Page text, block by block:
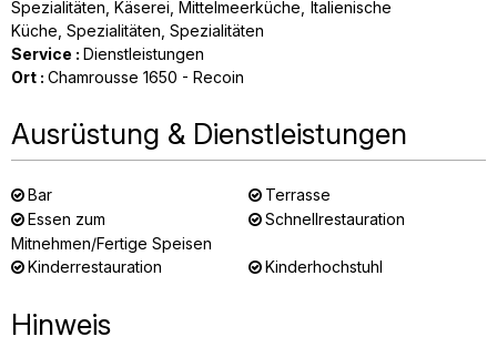
Spezialitäten Käserei Mittelmeerküche Italienische
Küche Spezialitäten Spezialitäten
Service : Dienstleistungen
Ort : Chamrousse 1650 - Recoin
Ausrüstung & Dienstleistungen
Bar
Terrasse
Essen zum
Mitnehmen/Fertige Speisen
Schnellrestauration
Kinderrestauration Kinderhochstuhl
Hinweis